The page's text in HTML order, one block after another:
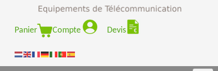
Panier Compte Devis